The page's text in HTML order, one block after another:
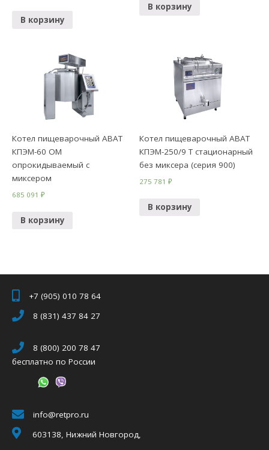
В корзину
В корзину
Котел пищеварочный ABAT
КПЭМ-60 ОМ
опрокидываемый с
миксером
685 091₽
В корзину
Котел пищеварочный ABAT
КПЭМ-250/9 Т стационарный
без миксера (серия 900)
275 781₽
В корзину
+7 (905) 010 78 64
8 (831) 437 84 27
8 (800) 200 78 47
бесплатно по России
info@retpro.ru
603138, Нижний Новгород,